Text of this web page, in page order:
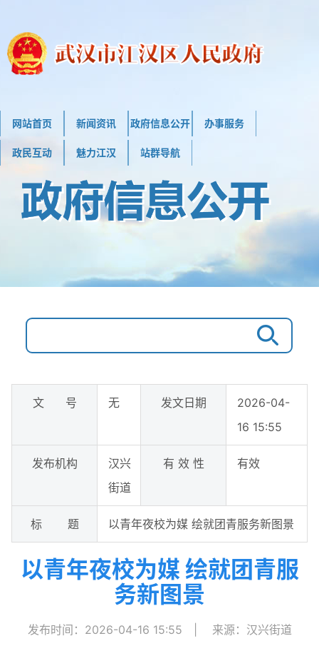
网站首页 新闻资讯 政府信息公开 办事服务
政民互动 魅力江汉 站群导航
文 号 无 发文日期
2026-04-
16 15:55
发布机构
汉兴
街道
有 效 性 有效
标 题 以青年夜校为媒 绘就团青服务新图景
以青年夜校为媒 绘就团青服
务新图景
发布时间：2026-04-16 15:55 来源：汉兴街道